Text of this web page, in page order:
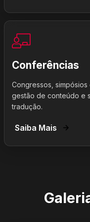
Conferências
Congressos,
gestão de conteúdo e
tradução.
Saiba Mais